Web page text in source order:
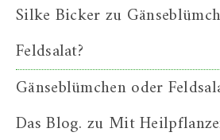
Silke Bickerzu
Feldsalat?
Gänseblümchen oder
Das Blog. zu Mit